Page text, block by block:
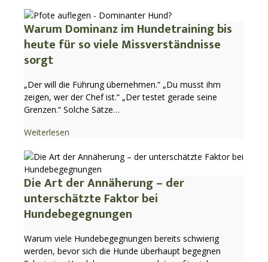
Warum Dominanz im Hundetraining bis
heute für so viele Missverständnisse
sorgt
„Der will die Führung übernehmen.“ „Du musst ihm
zeigen, wer der Chef ist.“ „Der testet gerade seine
Grenzen.“ Solche Sätze…
Weiterlesen
Die Art der Annäherung – der
unterschätzte Faktor bei
Hundebegegnungen
Warum viele Hundebegegnungen bereits schwierig
werden, bevor sich die Hunde überhaupt begegnen